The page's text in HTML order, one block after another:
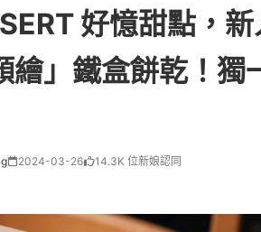
好憶甜點，
繪」鐵盒餅乾！獨
2024-03-26 14.3K 位新娘認同